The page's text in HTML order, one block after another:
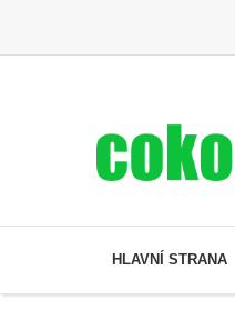
HLAVNÍ STRANA